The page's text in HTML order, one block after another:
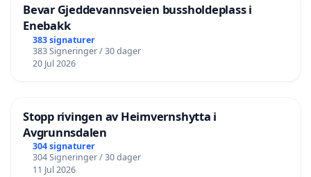
Bevar Gjeddevannsveien bussholdeplass i
Enebakk
383 signaturer
383 Signeringer / 30 dager
20 Jul 2026
Stopp rivingen av Heimvernshytta i
Avgrunnsdalen
304 signaturer
304 Signeringer / 30 dager
11 Jul 2026